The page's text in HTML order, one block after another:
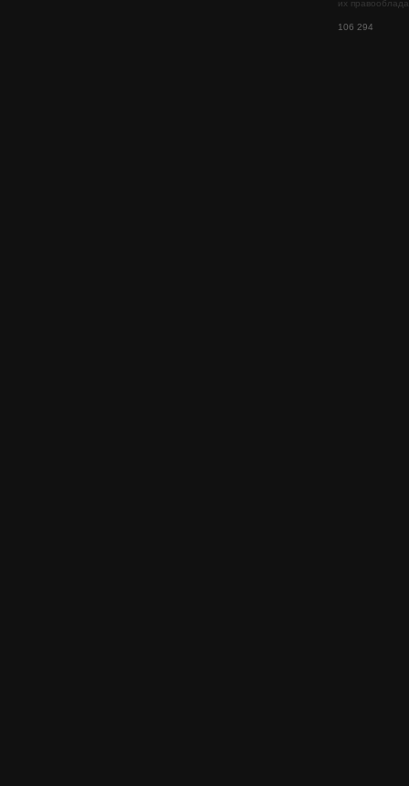
их
106 294